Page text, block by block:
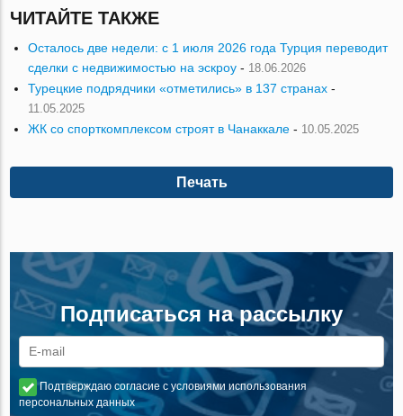
ЧИТАЙТЕ ТАКЖЕ
Осталось две недели: с 1 июля 2026 года Турция переводит
сделки с недвижимостью на эскроу - 18.06.2026
Турецкие подрядчики «отметились» в 137 странах -
11.05.2025
ЖК со спорткомплексом строят в Чанаккале - 10.05.2025
Печать
Подписаться на рассылку
Подтверждаю согласие с условиями использования
персональных данных